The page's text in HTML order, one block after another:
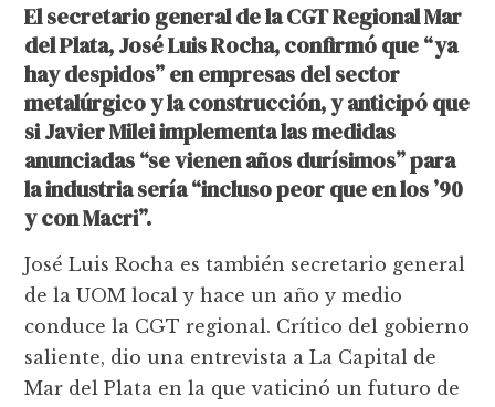
El secretario general de la CGT Regional Mar
del Plata, José Luis Rocha, confirmó que “ya
hay despidos” en empresas del sector
metalúrgico y la construcción, y anticipó que
si Javier Milei implementa las medidas
anunciadas “se vienen años durísimos” para
la industria sería “incluso peor que en los ’90
y con Macri”.
José Luis Rocha es también secretario general
de la UOM local y hace un año y medio
conduce la CGT regional. Crítico del gobierno
saliente, dio una entrevista a La Capital de
Mar del Plata en la que vaticinó un futuro de